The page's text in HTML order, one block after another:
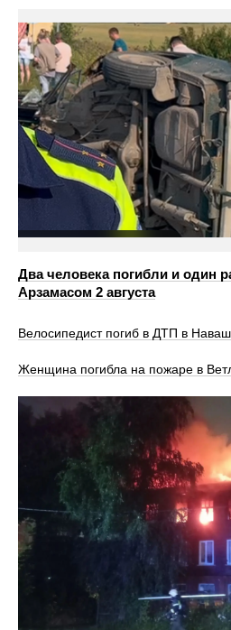
Два человека погибли и один
Арзамасом 2 августа
Велосипедист погиб в ДТП в
Женщина погибла на пожаре в